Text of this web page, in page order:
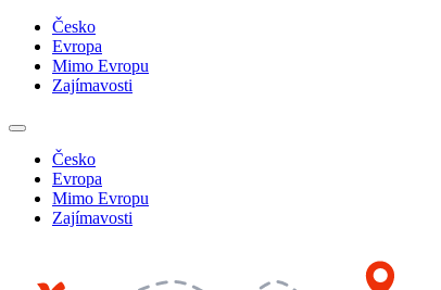
Česko
Evropa
Mimo Evropu
Zajímavosti
Česko
Evropa
Mimo Evropu
Zajímavosti